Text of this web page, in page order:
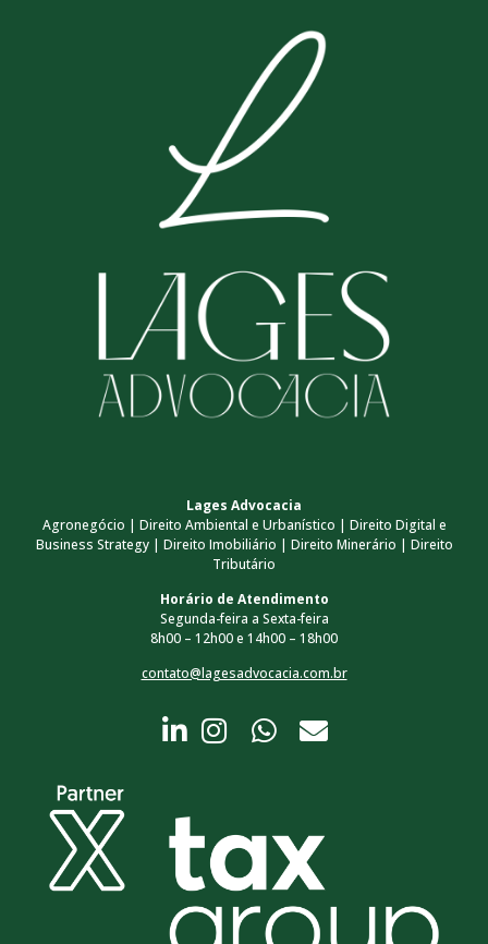
Lages Advocacia
Agronegócio | Direito Ambiental e Urbanístico | Direito Digital e
Business Strategy | Direito Imobiliário | Direito Minerário | Direito
Tributário
Horário de Atendimento
Segunda-feira a Sexta-feira
8h00 – 12h00 e 14h00 – 18h00
contato@lagesadvocacia.com.br